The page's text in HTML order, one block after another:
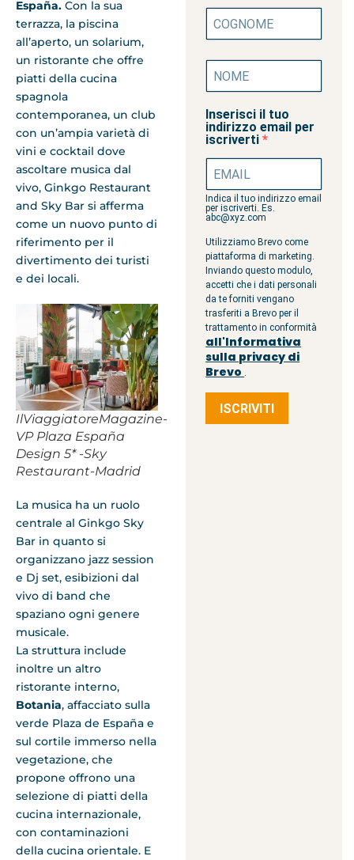
España. Con la sua
terrazza, la piscina
all’aperto, un solarium,
un ristorante che offre
piatti della cucina
spagnola
contemporanea, un club
con un’ampia varietà di
vini e cocktail dove
ascoltare musica dal
vivo, Ginkgo Restaurant
and Sky Bar si afferma
come un nuovo punto di
riferimento per il
divertimento dei turisti
e dei locali.
IlViaggiatoreMagazine-
VP Plaza España
Design 5* -Sky
Restaurant-Madrid
La musica ha un ruolo
centrale al Ginkgo Sky
Bar in quanto si
organizzano jazz session
e Dj set, esibizioni dal
vivo di band che
spaziano ogni genere
musicale.
La struttura include
inoltre un altro
ristorante interno,
Botania, affacciato sulla
verde Plaza de España e
sul cortile immerso nella
vegetazione, che
propone offrono una
selezione di piatti della
cucina internazionale,
con contaminazioni
della cucina orientale. E
Inserisci il tuo
indirizzo email per
iscriverti
Indica il tuo indirizzo email
per iscriverti. Es.
abc@xyz.com
Utilizziamo Brevo come
piattaforma di marketing.
Inviando questo modulo,
accetti che i dati personali
da te forniti vengano
trasferiti a Brevo per il
trattamento in conformità
all'Informativa
sulla privacy di
Brevo .
ISCRIVITI